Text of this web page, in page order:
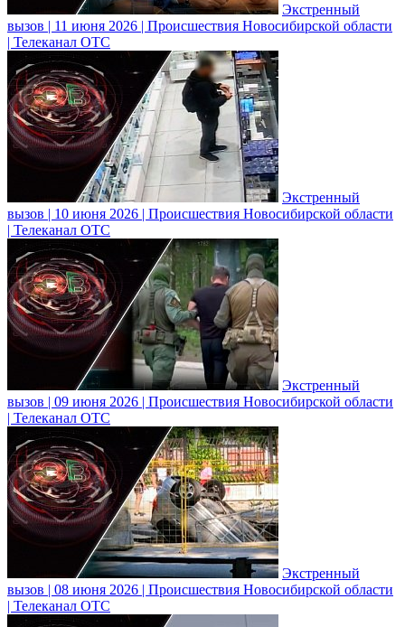
Экстренный
вызов | 11 июня 2026 | Происшествия Новосибирской области
| Телеканал ОТС
Экстренный
вызов | 10 июня 2026 | Происшествия Новосибирской области
| Телеканал ОТС
Экстренный
вызов | 09 июня 2026 | Происшествия Новосибирской области
| Телеканал ОТС
Экстренный
вызов | 08 июня 2026 | Происшествия Новосибирской области
| Телеканал ОТС